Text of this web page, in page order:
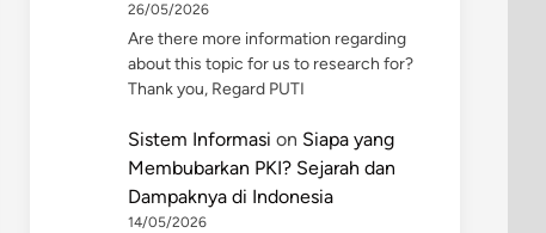
26/05/2026
Are there more information regarding
about this topic for us to research for?
Thank you, Regard PUTI
Sistem Informasi on Siapa yang
Membubarkan PKI? Sejarah dan
Dampaknya di Indonesia
14/05/2026